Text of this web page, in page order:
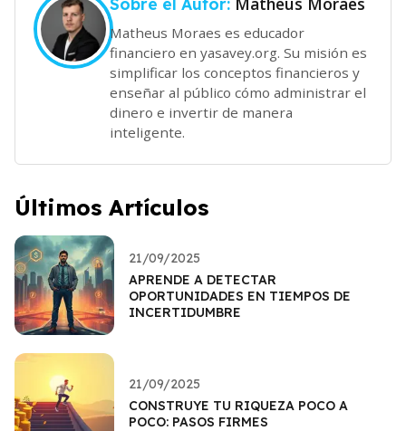
Matheus Moraes es educador
financiero en yasavey.org. Su misión es
simplificar los conceptos financieros y
enseñar al público cómo administrar el
dinero e invertir de manera
inteligente.
Últimos Artículos
21/09/2025
APRENDE A DETECTAR
OPORTUNIDADES EN TIEMPOS DE
INCERTIDUMBRE
21/09/2025
CONSTRUYE TU RIQUEZA POCO A
POCO: PASOS FIRMES